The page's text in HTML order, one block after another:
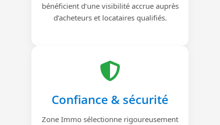
bénéficient d’une visibilité accrue auprès
d’acheteurs et locataires qualifiés.
Confiance & sécurité
Zone Immo sélectionne rigoureusement